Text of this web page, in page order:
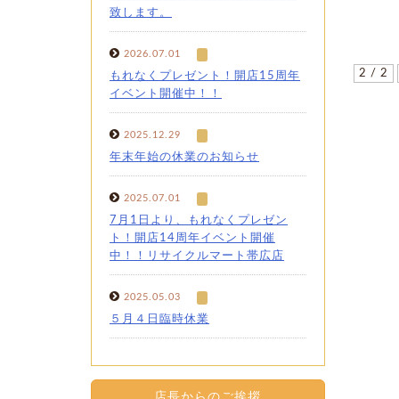
2 / 2
致します。
2026.07.01
もれなくプレゼント！開店15周年
イベント開催中！！
2025.12.29
年末年始の休業のお知らせ
2025.07.01
7月1日より、もれなくプレゼン
ト！開店14周年イベント開催
中！！リサイクルマート帯広店
2025.05.03
５月４日臨時休業